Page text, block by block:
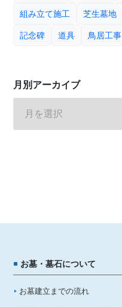
組み立て施工 芝生墓地
記念碑 道具 鳥居工事
月別アーカイブ
お墓・墓石について
お墓建立までの流れ